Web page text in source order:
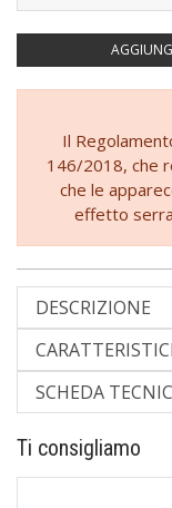
Il
146/2018, che
che le
effetto
dimostra che
Pertanto,
necessario
europee e
Questa
Se
installazione
DESCRIZIONE
SCHEDA
Ti consigliamo